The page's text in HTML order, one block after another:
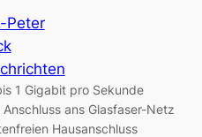
Peter
1 Gigabit pro Sekunde
ans Glasfaser-Netz
Hausanschluss